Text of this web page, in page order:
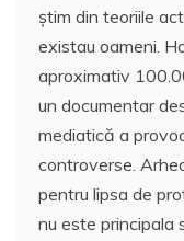
ştim din teoriile
existau oameni.
aproximativ
un documentar
mediatică a
controverse.
pentru lipsa de
nu este principala